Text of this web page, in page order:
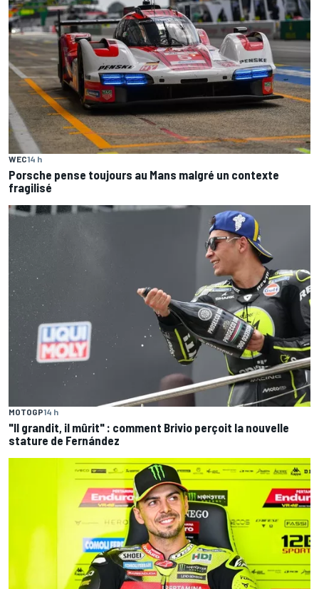
WEC14 h
Porsche pense toujours au Mans malgré un contexte
fragilisé
MOTOGP14 h
"Il grandit, il mûrit" : comment Brivio perçoit la nouvelle
stature de Fernández